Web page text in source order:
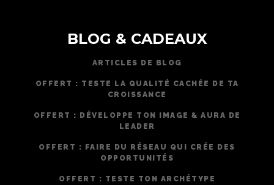
BLOG & CADEAUX
ARTICLES DE BLOG
OFFERT : TESTE LA QUALITÉ CACHÉE DE TA
CROISSANCE
OFFERT : DÉVELOPPE TON IMAGE & AURA DE
LEADER
OFFERT : FAIRE DU RÉSEAU QUI CRÉE DES
OPPORTUNITÉS
OFFERT : TESTE TON ARCHÉTYPE